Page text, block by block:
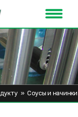
»Соусы и начинки